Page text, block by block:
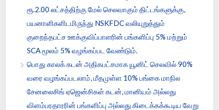
ரூ.2.00 லட்சத்திற்கு மேல் செலவாகும் திட்டங்களுக்கு,
பயனாளிகளிடமிருந்து NSKFDC வலியுறுத்தும்
குறைந்தபட்ச ஊக்குவிப்பாளரின் பங்களிப்பு 5% மற்றும்
SCA மூலம் 5% வழங்கப்பட வேண்டும்.
பொது காலக் கடன் அதிகபட்சமாக யூனிட் செலவில் 90%
வரை வழங்கப்படலாம், மீதமுள்ள 10% பங்கை மாநில
சேனலைசிங் ஏஜென்சிகள் கடன், மானியம் அல்லது
விளம்பரதாரரின் பங்களிப்பு அல்லது கிடைக்கக்கூடிய வேறு